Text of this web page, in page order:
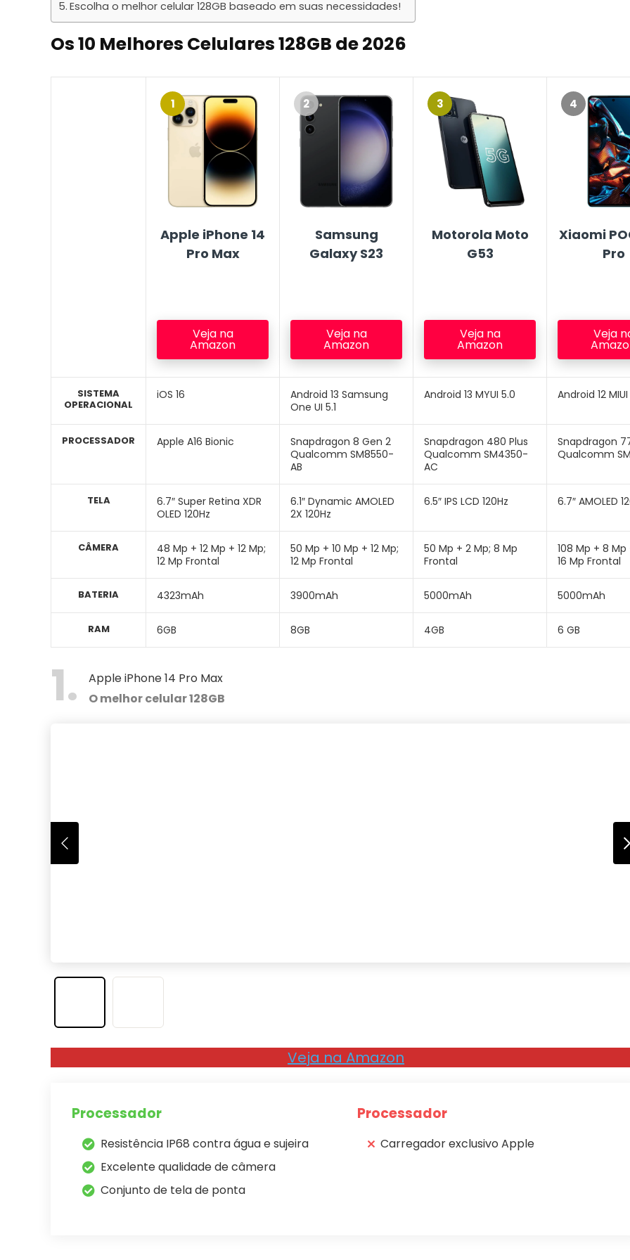
Escolha o melhor celular 128GB baseado em suas necessidades!
Os10 Melhores Celulares128GB de 2026
SISTEMA
OPERACIONAL
PROCESSADOR
TELA
CÂMERA
BATERIA
RAM
1
Apple iPhone 14
Pro Max
Veja na
Amazon
iOS 16
Apple A16 Bionic
6.7″ Super Retina XDR
OLED 120Hz
48 Mp + 12 Mp + 12 Mp;
12 Mp Frontal
4323mAh
6GB
2
Samsung
Galaxy S23
Veja na
Amazon
Android 13 Samsung
One UI 5.1
Snapdragon 8 Gen 2
Qualcomm SM8550-
AB
6.1″ Dynamic AMOLED
2X 120Hz
50 Mp + 10 Mp + 12 Mp;
12 Mp Frontal
3900mAh
8GB
3
Motorola Moto
G53
Veja na
Amazon
Android 13 MYUI 5.0
Snapdragon 480 Plus
Qualcomm SM4350-
AC
6.5″ IPS LCD 120Hz
50 Mp + 2 Mp; 8 Mp
Frontal
5000mAh
4GB
4
Xiaomi
Pro
Veja
Android 12 MIUI
Snapdragon
Qualcomm
6.7″ AMOLED
108 Mp + 8 Mp
16 Mp Frontal
5000mAh
6 GB
1
Apple iPhone 14 Pro Max
O melhor celular 128GB
Veja na Amazon
Processador
Resistência IP68 contra água e sujeira
Excelente qualidade de câmera
Conjunto de tela de ponta
Processador
Carregador exclusivo Apple